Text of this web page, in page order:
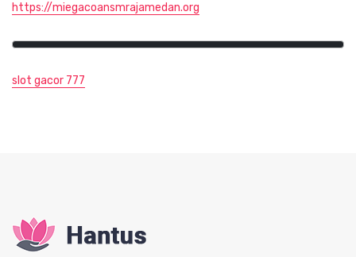
https://miegacoansmrajamedan.org
slot gacor 777